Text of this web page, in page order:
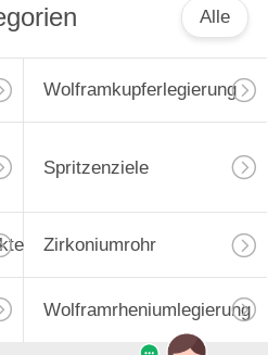
Alle
Wolframkupferlegierung
Spritzenziele
Zirkoniumrohr
Wolframrheniumlegierung